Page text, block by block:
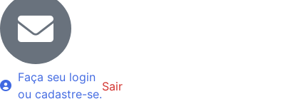
Faça seu login
ou cadastre-se.
Sair